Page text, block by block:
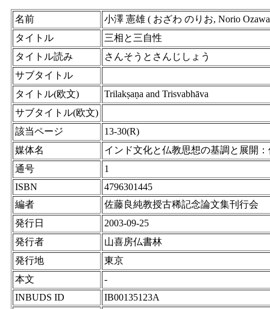
名前
小澤 憲雄 ( おざわ のりお, Norio
タイトル
三相と三自性
タイトル読み
さんそうとさんじしょう
サブタイトル
タイトル(欧文)
Trilakṣaṇa and Trisvabhāva
サブタイトル(欧文)
該当ページ
13-30(R)
媒体名
インド文化と仏教思想の基調と展開
通号
1
ISBN
4796301445
編者
佐藤良純教授古稀記念論文集刊行会
発行日
2003-09-25
発行者
山喜房仏書林
発行地
東京
本文
-
INBUDS ID
IB00135123A